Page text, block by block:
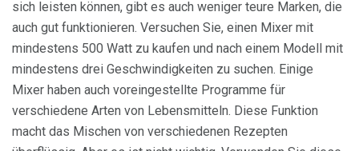
sich leisten können, gibt es auch weniger teure Marken, die
auch gut funktionieren. Versuchen Sie, einen Mixer mit
mindestens 500 Watt zu kaufen und nach einem Modell mit
mindestens drei Geschwindigkeiten zu suchen. Einige
Mixer haben auch voreingestellte Programme für
verschiedene Arten von Lebensmitteln. Diese Funktion
macht das Mischen von verschiedenen Rezepten